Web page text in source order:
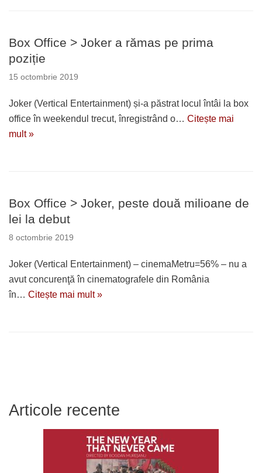
Box Office > Joker a rămas pe prima
poziție
15 octombrie 2019
Joker (Vertical Entertainment) și-a păstrat locul întâi la box
office în weekendul trecut, înregistrând o… Citește mai
mult »
Box Office > Joker, peste două milioane de
lei la debut
8 octombrie 2019
Joker (Vertical Entertainment) – cinemaMetru=56% – nu a
avut concurenţă în cinematografele din România
în… Citește mai mult »
Articole recente